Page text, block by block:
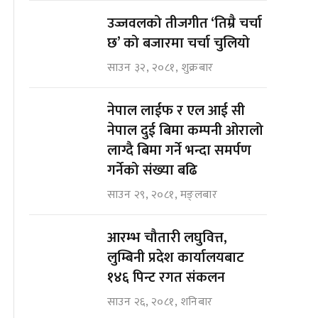
उज्जवलको तीजगीत ‘तिम्रै चर्चा
छ’ को बजारमा चर्चा चुलियो
साउन ३२, २०८१, शुक्रबार
नेपाल लाईफ र एल आई सी
नेपाल दुई बिमा कम्पनी ओरालो
लाग्दै बिमा गर्ने भन्दा समर्पण
गर्नेको संख्या बढि
साउन २९, २०८१, मङ्लबार
आरम्भ चौतारी लघुवित्त,
लुम्बिनी प्रदेश कार्यालयबाट
१४६ पिन्ट रगत संकलन
साउन २६, २०८१, शनिबार